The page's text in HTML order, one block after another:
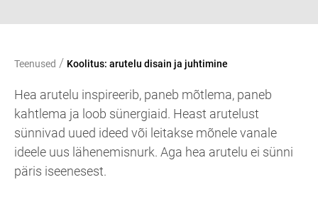
Teenused / Koolitus: arutelu disain ja juhtimine
Hea arutelu inspireerib, paneb mõtlema, paneb
kahtlema ja loob sünergiaid. Heast arutelust
sünnivad uued ideed või leitakse mõnele vanale
ideele uus lähenemisnurk. Aga hea arutelu ei sünni
päris iseenesest.